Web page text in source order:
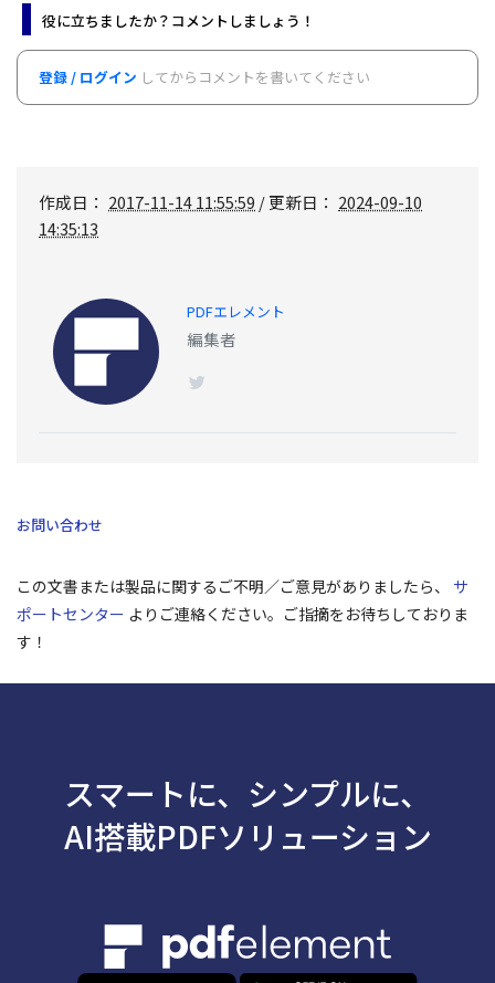
役に立ちましたか？コメントしましょう！
登録 / ログイン してからコメントを書いてください
作成日： 2017-11-14 11:55:59 / 更新日： 2024-09-10
14:35:13
PDFエレメント
編集者
お問い合わせ
この文書または製品に関するご不明／ご意見がありましたら、 サ
ポートセンター よりご連絡ください。ご指摘をお待ちしておりま
す！
スマートに、シンプルに、
AI搭載PDFソリューション